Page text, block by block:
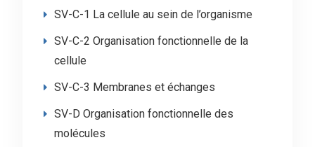
SV-C-1 La cellule au sein de l’organisme
SV-C-2 Organisation fonctionnelle de la
cellule
SV-C-3 Membranes et échanges
SV-D Organisation fonctionnelle des
molécules